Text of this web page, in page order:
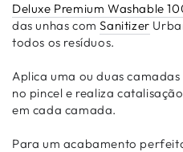
Deluxe Premium Washable
das unhas comSanitizer
todos os resíduos.
Aplica uma ou duas
no pincel e realiza
em cada camada.
Para um acabamento